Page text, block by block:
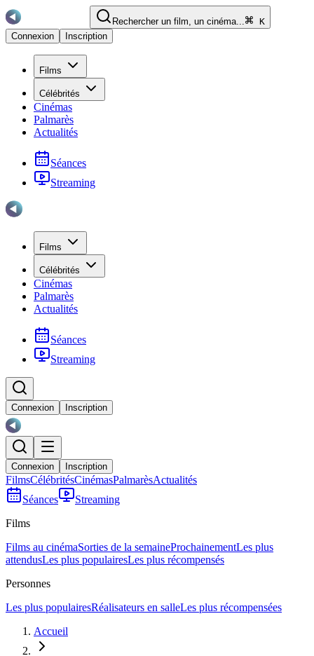
Rechercher un film, un cinéma...
K
Connexion
Inscription
Films
Célébrités
Cinémas
Palmarès
Actualités
Séances
Streaming
Films
Célébrités
Cinémas
Palmarès
Actualités
Séances
Streaming
Connexion Inscription
Connexion Inscription
FilmsCélébritésCinémasPalmarèsActualités
Séances
Streaming
Films
Films au cinémaSorties de la semaineProchainementLes plus
attendusLes plus populairesLes plus récompensés
Personnes
Les plus populairesRéalisateurs en salleLes plus récompensées
Accueil